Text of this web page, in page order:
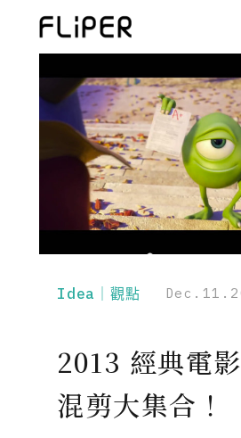
Idea｜觀點
2013 經典電
混剪大集合！